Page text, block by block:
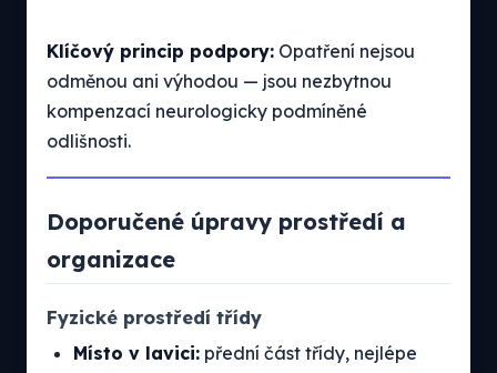
Klíčový princip podpory: Opatření nejsou
odměnou ani výhodou — jsou nezbytnou
kompenzací neurologicky podmíněné
odlišnosti.
Doporučené úpravy prostředí a
organizace
Fyzické prostředí třídy
Místo v lavici: přední část třídy, nejlépe